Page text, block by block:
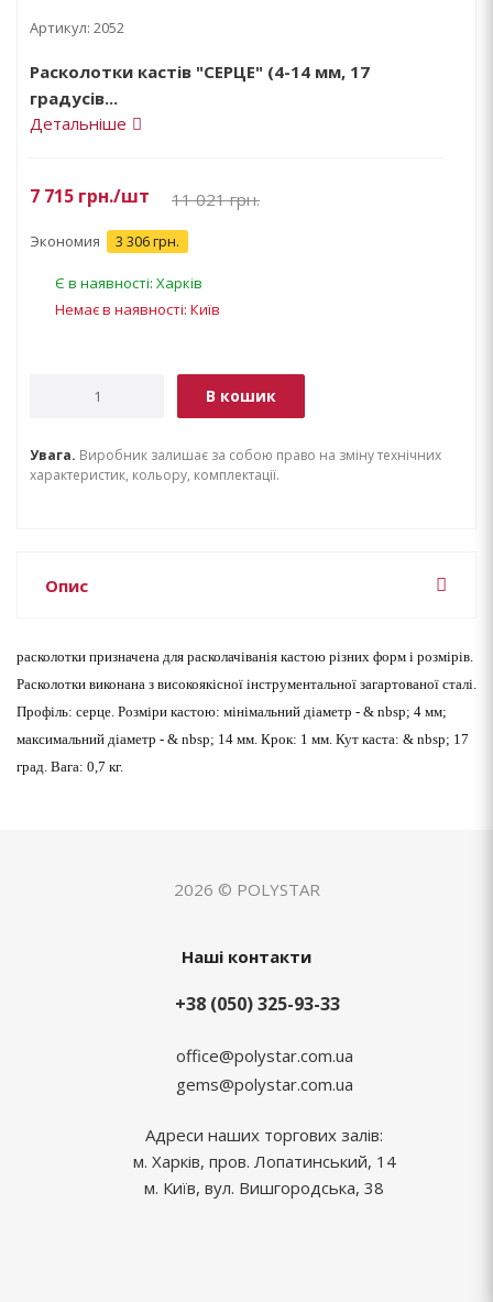
Артикул: 2052
Расколотки кастів "СЕРЦЕ" (4-14 мм, 17
градусів...
Детальніше
7 715 грн./шт 11 021грн.
Экономия 3 306 грн.
Є в наявності: Харків
Немає в наявності: Київ
В кошик
Увага. Виробник залишає за собою право на зміну технічних
характеристик, кольору, комплектації.
Опис
расколотки призначена для расколачіванія кастою різних форм і розмірів.
Расколотки виконана з високоякісної інструментальної загартованої сталі.
Профіль: серце. Розміри кастою: мінімальний діаметр - & nbsp; 4 мм;
максимальний діаметр - & nbsp; 14 мм. Крок: 1 мм. Кут каста: & nbsp; 17
град. Вага: 0,7 кг.
2026 © POLYSTAR
Наші контакти
+38 (050) 325-93-33
office@polystar.com.ua
gems@polystar.com.ua
Адреси наших торгових залів:
м. Харків, пров. Лопатинський, 14
м. Київ, вул. Вишгородська, 38